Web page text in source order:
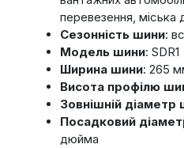
перевезення, міська
Сезонність шини:
Модель шини: SDR1
Ширина шини: 265
Висота профілю
Зовнішній діаметр
Посадковий
дюйма